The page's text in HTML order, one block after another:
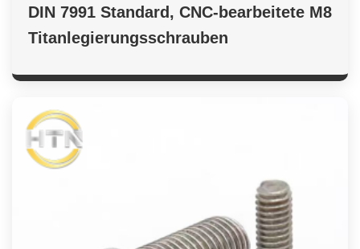
DIN 7991 Standard, CNC-bearbeitete M8
Titanlegierungsschrauben